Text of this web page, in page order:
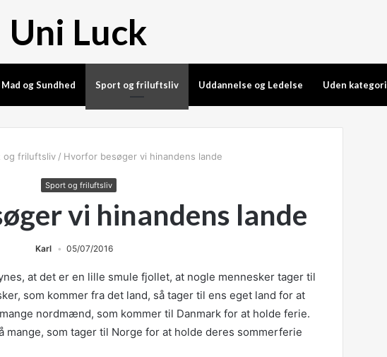
Uni Luck
Mad og Sundhed Sport og friluftsliv Uddannelse og Ledelse Uden kategori
og friluftsliv / Hvorfor besøger vi hinandens lande
Sport og friluftsliv
vi hinandens lande
Karl 05/07/2016
at det er en lille smule fjollet, at nogle mennesker tager til
som kommer fra det land, så tager til ens eget land for at
nordmænd, som kommer til Danmark for at holde ferie.
mange, som tager til Norge for at holde deres sommerferie